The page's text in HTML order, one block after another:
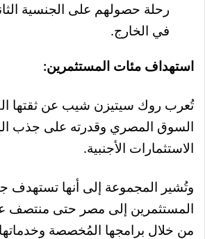
رحلة حصولهم على الجنسية
في الخارج.
استهداف مئات المستثمرين:
تُعرب روك سيتيزن شيب عن ثقتها
السوق المصري وقدرته على جذب
الاستثمارات الأجنبية.
وتُشير المجموعة إلى أنها تستهدف
من خلال برامجها المُخصصة وخدماتها